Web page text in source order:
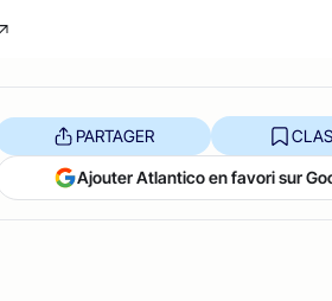
PARTAGER
Ajouter Atlantico en favori sur